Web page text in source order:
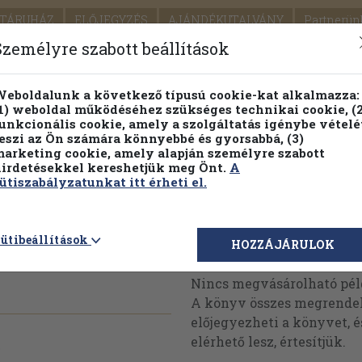
ELŐJEGYZÉS AJÁNDÉKUTALVÁNY
SEGÍTSÉG
PILLANATNYI ÁRAINK FENNTARTHATÓ
Részletes kereső Témaköri fa
Megvásárolható
Nincs megvásárolható
A könyv összes
előjegyezheti a könyvet,
elérhető lesz, értesítjük.
szabott beállítások
a következő típusú cookie-kat alkalmazza:
weboldal működéséhez szükséges technikai cookie,
cookie, amely a szolgáltatás igénybe
az Ön számára könnyebbé és gyorsabbá, (3)
cookie, amely alapján személyre szabott
kereshetjük meg Önt. A
itt érheti el.
HOZZÁJÁRULOK